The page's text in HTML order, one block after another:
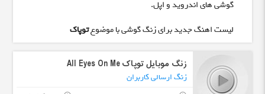
گوشی های اندروید و اپل.
لیست اهنگ جدید برای زنگ گوشی با موضوعتوپاک
زنگ موبایل توپاک All Eyes On Me
زنگ ارسالی کاربران